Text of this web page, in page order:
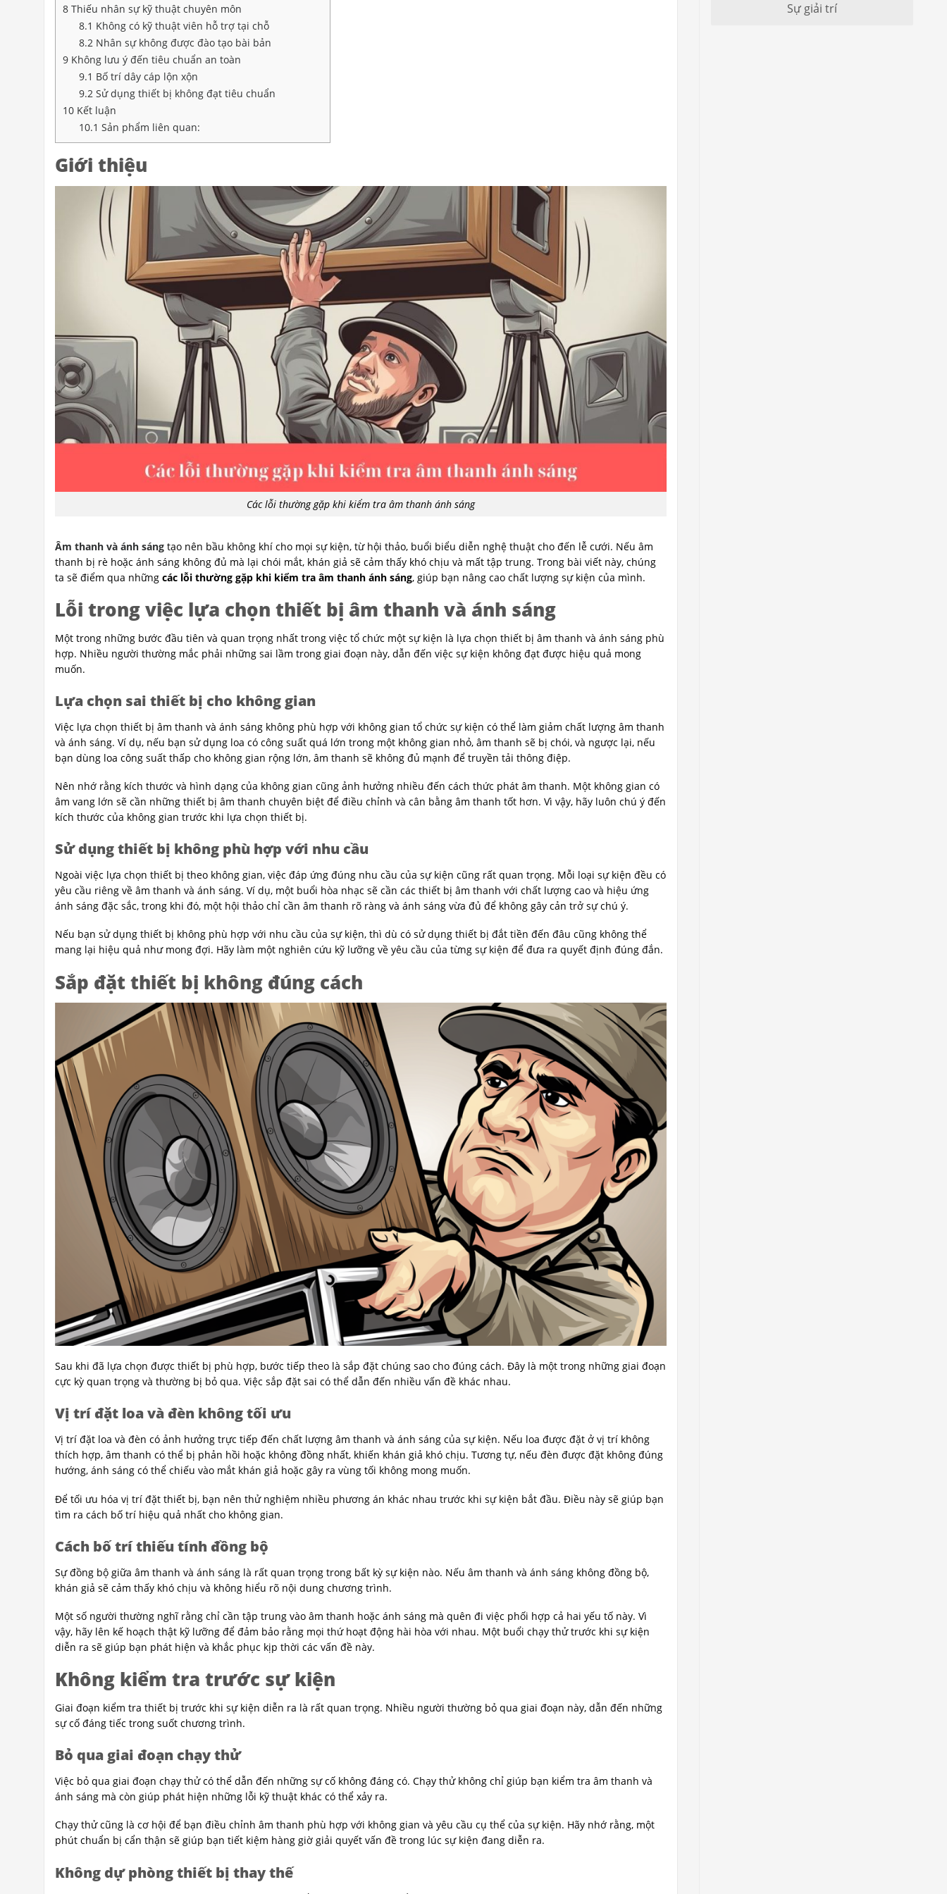
8 Thiếu nhân sự kỹ thuật chuyên môn
8.1 Không có kỹ thuật viên hỗ trợ tại chỗ
8.2Nhân sự không được đào tạo bài bản
9 Không lưu ý đến tiêu chuẩn an toàn
9.1 Bố trí dây cáp lộn xộn
9.2Sử dụng thiết bị không đạt tiêu chuẩn
10 Kết luận
10.1 Sản phẩm liên quan:
Giới thiệu
Các lỗi thường gặp khi kiểm tra âm thanh ánh sáng
Âm thanh và ánh sáng tạo nên bầu không khí cho mọi sự kiện, từ hội thảo, buổi biểu diễn nghệ thuật cho đến lễ cưới. Nếu âm
thanh bị rè hoặc ánh sáng không đủ mà lại chói mắt, khán giả sẽ cảm thấy khó chịu và mất tập trung. Trong bài viết này, chúng
ta sẽ điểm qua những các lỗi thường gặp khi kiểm tra âm thanh ánh sáng, giúp bạn nâng cao chất lượng sự kiện của mình.
Lỗi trong việc lựa chọn thiết bị âm thanh và ánh sáng
Một trong những bước đầu tiên và quan trọng nhất trong việc tổ chức một sự kiện là lựa chọn thiết bị âm thanh và ánh sáng phù
hợp. Nhiều người thường mắc phải những sai lầm trong giai đoạn này, dẫn đến việc sự kiện không đạt được hiệu quả mong
muốn.
Lựa chọn sai thiết bị cho không gian
Việc lựa chọn thiết bị âm thanh và ánh sáng không phù hợp với không gian tổ chức sự kiện có thể làm giảm chất lượng âm thanh
và ánh sáng. Ví dụ, nếu bạn sử dụng loa có công suất quá lớn trong một không gian nhỏ, âm thanh sẽ bị chói, và ngược lại, nếu
bạn dùng loa công suất thấp cho không gian rộng lớn, âm thanh sẽ không đủ mạnh để truyền tải thông điệp.
Nên nhớ rằng kích thước và hình dạng của không gian cũng ảnh hưởng nhiều đến cách thức phát âm thanh. Một không gian có
âm vang lớn sẽ cần những thiết bị âm thanh chuyên biệt để điều chỉnh và cân bằng âm thanh tốt hơn. Vì vậy, hãy luôn chú ý đến
kích thước của không gian trước khi lựa chọn thiết bị.
Sử dụng thiết bị không phù hợp với nhu cầu
Ngoài việc lựa chọn thiết bị theo không gian, việc đáp ứng đúng nhu cầu của sự kiện cũng rất quan trọng. Mỗi loại sự kiện đều có
yêu cầu riêng về âm thanh và ánh sáng. Ví dụ, một buổi hòa nhạc sẽ cần các thiết bị âm thanh với chất lượng cao và hiệu ứng
ánh sáng đặc sắc, trong khi đó, một hội thảo chỉ cần âm thanh rõ ràng và ánh sáng vừa đủ để không gây cản trở sự chú ý.
Nếu bạn sử dụng thiết bị không phù hợp với nhu cầu của sự kiện, thì dù có sử dụng thiết bị đắt tiền đến đâu cũng không thể
mang lại hiệu quả như mong đợi. Hãy làm một nghiên cứu kỹ lưỡng về yêu cầu của từng sự kiện để đưa ra quyết định đúng đắn.
Sắp đặt thiết bị không đúng cách
Sau khi đã lựa chọn được thiết bị phù hợp, bước tiếp theo là sắp đặt chúng sao cho đúng cách. Đây là một trong những giai đoạn
cực kỳ quan trọng và thường bị bỏ qua. Việc sắp đặt sai có thể dẫn đến nhiều vấn đề khác nhau.
Vị trí đặt loa và đèn không tối ưu
Vị trí đặt loa và đèn có ảnh hưởng trực tiếp đến chất lượng âm thanh và ánh sáng của sự kiện. Nếu loa được đặt ở vị trí không
thích hợp, âm thanh có thể bị phản hồi hoặc không đồng nhất, khiến khán giả khó chịu. Tương tự, nếu đèn được đặt không đúng
hướng, ánh sáng có thể chiếu vào mắt khán giả hoặc gây ra vùng tối không mong muốn.
Để tối ưu hóa vị trí đặt thiết bị, bạn nên thử nghiệm nhiều phương án khác nhau trước khi sự kiện bắt đầu. Điều này sẽ giúp bạn
tìm ra cách bố trí hiệu quả nhất cho không gian.
Cách bố trí thiếu tính đồng bộ
Sự đồng bộ giữa âm thanh và ánh sáng là rất quan trọng trong bất kỳ sự kiện nào. Nếu âm thanh và ánh sáng không đồng bộ,
khán giả sẽ cảm thấy khó chịu và không hiểu rõ nội dung chương trình.
Một số người thường nghĩ rằng chỉ cần tập trung vào âm thanh hoặc ánh sáng mà quên đi việc phối hợp cả hai yếu tố này. Vì
vậy, hãy lên kế hoạch thật kỹ lưỡng để đảm bảo rằng mọi thứ hoạt động hài hòa với nhau. Một buổi chạy thử trước khi sự kiện
diễn ra sẽ giúp bạn phát hiện và khắc phục kịp thời các vấn đề này.
Không kiểm tra trước sự kiện
Giai đoạn kiểm tra thiết bị trước khi sự kiện diễn ra là rất quan trọng. Nhiều người thường bỏ qua giai đoạn này, dẫn đến những
sự cố đáng tiếc trong suốt chương trình.
Bỏ qua giai đoạn chạy thử
Việc bỏ qua giai đoạn chạy thử có thể dẫn đến những sự cố không đáng có. Chạy thử không chỉ giúp bạn kiểm tra âm thanh và
ánh sáng mà còn giúp phát hiện những lỗi kỹ thuật khác có thể xảy ra.
Chạy thử cũng là cơ hội để bạn điều chỉnh âm thanh phù hợp với không gian và yêu cầu cụ thể của sự kiện. Hãy nhớ rằng, một
phút chuẩn bị cẩn thận sẽ giúp bạn tiết kiệm hàng giờ giải quyết vấn đề trong lúc sự kiện đang diễn ra.
Không dự phòng thiết bị thay thế
Sự giải trí